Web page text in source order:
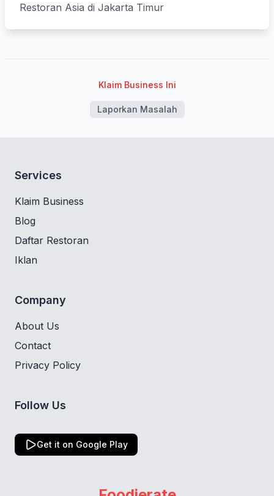
Restoran Asia di Jakarta Timur
Klaim Business Ini
Laporkan Masalah
Services
Klaim Business
Blog
Daftar Restoran
Iklan
Company
About Us
Contact
Privacy Policy
Follow Us
Get it on Google Play